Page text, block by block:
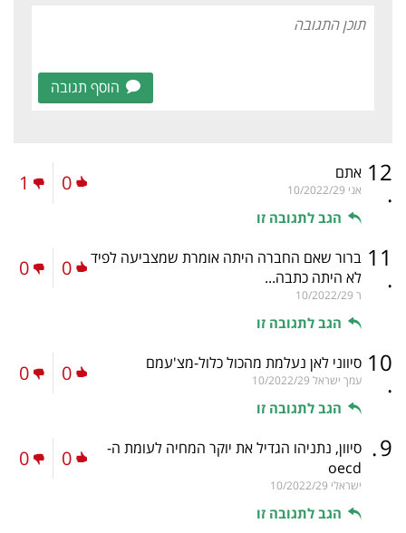
הוסף תגובה
12
.
אתם
אני 10/2022/29
הגב לתגובה זו
0
1
11
.
ברור שאם החברה היתה אומרת שמצביעה לפיד
לא היתה כתבה...
ר 10/2022/29
הגב לתגובה זו
0
0
10
.
סיווני לאן נעלמת מהכול כלול-מצ'עמם
עמך ישראל 10/2022/29
הגב לתגובה זו
0
0
9
. סיוון, נתניהו הגדיל את יוקר המחיה לעומת ה-
oecd
ישראלי 10/2022/29
הגב לתגובה זו
0
0